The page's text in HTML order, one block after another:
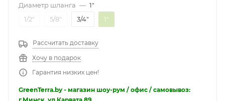
Диаметр шланга — 1"
1/2"
5/8" 3/4" 1"
Рассчитать доставку
Хочу в подарок
Гарантия низких цен!
GreenTerra.by - магазин шоу-рум / офис / самовывоз:
г.Минск, ул.Карвата 89